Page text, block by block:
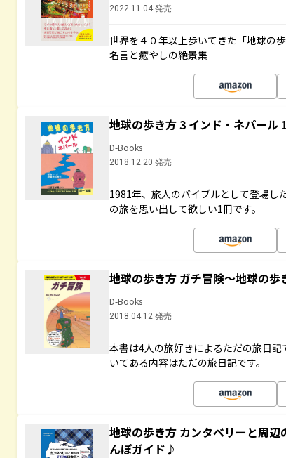
2022.11.04 発売
世界を４０年以上歩いてきた「地球の
名言と癒やしの絶景集
地球の歩き方 3 インド・ネパール
D-Books
2018.12.20 発売
1981年、旅人のバイブルとして登場
の旅を思い出して欲しい1冊です。
地球の歩き方 ガチ冒険～地球の歩
D-Books
2018.04.12 発売
本書は4人の旅好きによるただの旅日
いてある内容はただの旅日記です。
地球の歩き方 カンタベリーと周
んぽガイド♪